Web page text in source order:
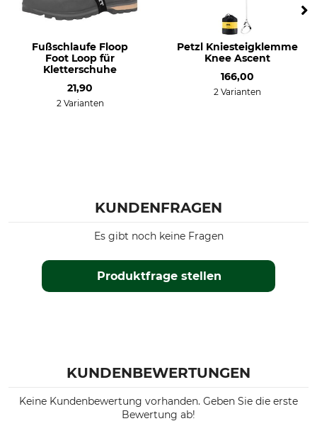
Fußschlaufe Floop
Foot Loop für
Kletterschuhe
21,90
2 Varianten
Petzl Kniesteigklemme
Knee Ascent
166,00
2 Varianten
KUNDENFRAGEN
Produktfrage stellen
Es gibt noch keine Fragen
KUNDENBEWERTUNGEN
Keine Kundenbewertung vorhanden. Geben Sie die erste
Bewertung ab!